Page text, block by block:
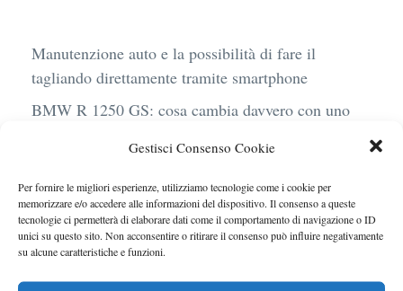
Gestisci Consenso Cookie
Per fornire le migliori esperienze, utilizziamo tecnologie come i cookie per
memorizzare e/o accedere alle informazioni del dispositivo. Il consenso a queste
tecnologie ci permetterà di elaborare dati come il comportamento di navigazione o ID
unici su questo sito. Non acconsentire o ritirare il consenso può influire negativamente
su alcune caratteristiche e funzioni.
Manutenzione auto e la possibilità di fare il
tagliando direttamente tramite smartphone
BMW R 1250 GS: cosa cambia davvero con uno
sostenibile, stile, anche con noleggio a lungo
termine
Ufficiale l’arrivo degli stop lampeggianti